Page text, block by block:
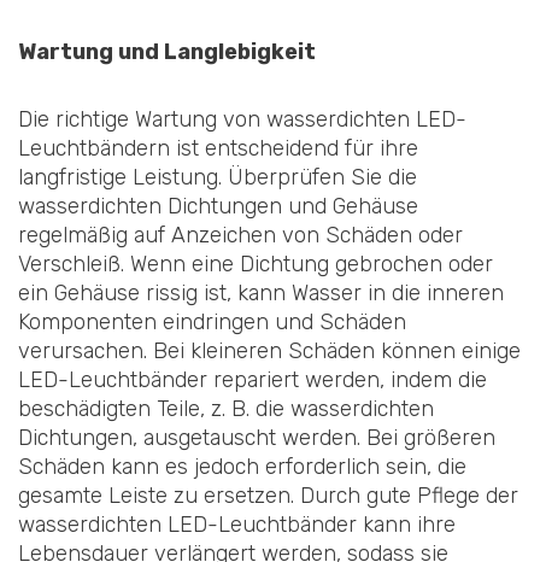
Wartung und Langlebigkeit
Die richtige Wartung von wasserdichten LED-
Leuchtbändern ist entscheidend für ihre
langfristige Leistung. Überprüfen Sie die
wasserdichten Dichtungen und Gehäuse
regelmäßig auf Anzeichen von Schäden oder
Verschleiß. Wenn eine Dichtung gebrochen oder
ein Gehäuse rissig ist, kann Wasser in die inneren
Komponenten eindringen und Schäden
verursachen. Bei kleineren Schäden können einige
LED-Leuchtbänder repariert werden, indem die
beschädigten Teile, z. B. die wasserdichten
Dichtungen, ausgetauscht werden. Bei größeren
Schäden kann es jedoch erforderlich sein, die
gesamte Leiste zu ersetzen. Durch gute Pflege der
wasserdichten LED-Leuchtbänder kann ihre
Lebensdauer verlängert werden, sodass sie